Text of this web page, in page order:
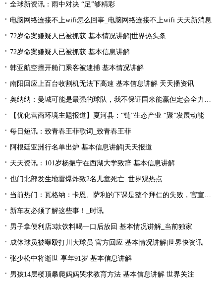
全球新资讯：雨中对决 “足”够精彩
电脑网络连接不上wifi怎么回事_电脑网络连接不上wifi 天天新消息
72岁命案嫌疑人已被抓获 基本情况讲解|世界热头条
72岁命案嫌疑人已被抓获 基本信息讲解
韩亚航空擅开舱门乘客被逮捕 基本情况讲解
南阳回应上百台收割机无法下高速 基本信息讲解 天天播资讯
奥纳纳：曼城可能是最强的球队，我不保证国米能赢但定会全力以赴|环球最新
【优化营商环境主题报道】夏河县：“链”生态产业 “聚”发展动能
每日短讯：致青春王菲歌词_致青春王菲
阿根廷亚洲行名单出炉 基本信息讲解|天天报道
天天资讯：101岁杨振宁在西湖大学致辞 基本信息讲解
也门北部发生地雷爆炸致2名儿童死亡_世界观热点
当前热门：瓦格纳：卡恩、萨利的下课是整个拜仁的失败，官宣的时机让我无言
新车友必须了解这些事！_时讯
男子拿便利店3款饮料喝一口后放回 基本情况讲解_当前独家
成体球员被曝殴打川大球员 官方回应 基本情况讲解|世界快资讯
张少松中将逝世 享年91岁 基本信息讲解
男孩14层楼顶攀爬妈妈哭求教育方法 基本信息讲解 世界关注